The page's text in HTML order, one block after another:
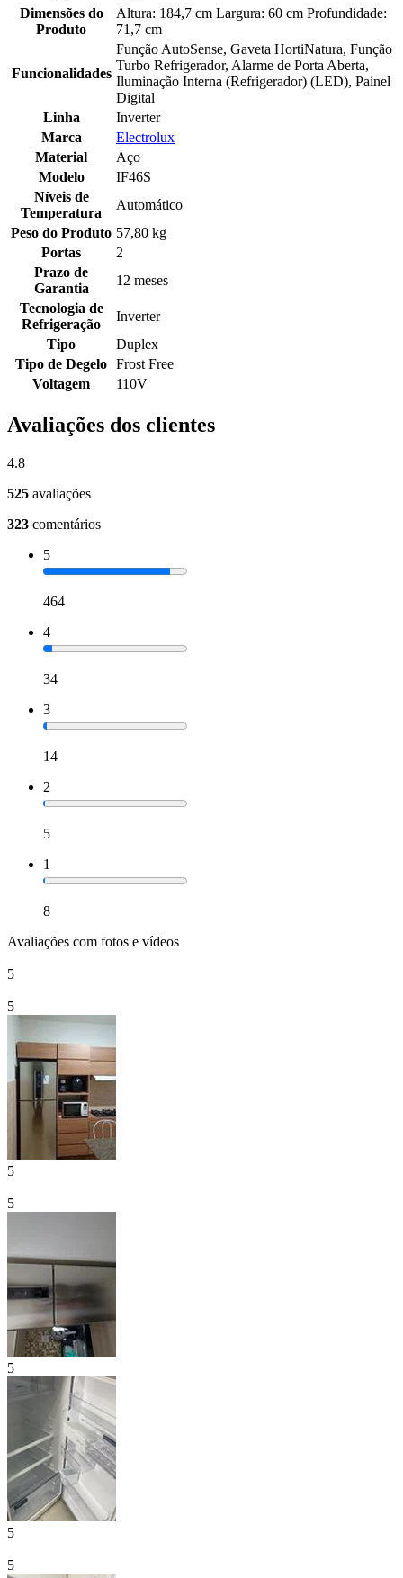
Dimensões do
Produto
Altura: 184,7 cm Largura: 60 cm Profundidade:
71,7 cm
Funcionalidades
Função AutoSense, Gaveta HortiNatura, Função
Turbo Refrigerador, Alarme de Porta Aberta,
Iluminação Interna (Refrigerador) (LED), Painel
Digital
Linha
Inverter
Marca
Electrolux
Material
Aço
Modelo
IF46S
Níveis de
Temperatura
Automático
Peso do Produto 57,80 kg
Portas
2
Prazo de
Garantia
12 meses
Tecnologia de
Refrigeração
Inverter
Tipo
Duplex
Tipo de Degelo Frost Free
Voltagem
110V
Avaliações dos clientes
4.8
525 avaliações
323 comentários
5
464
4
34
3
14
2
5
1
8
Avaliações com fotos e vídeos
5
5
5
5
5
5
5